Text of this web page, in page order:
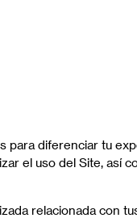
para diferenciar tu
el uso del Site, así
relacionada con